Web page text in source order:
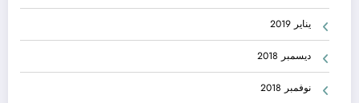
يناير 2019
ديسمبر 2018
نوفمبر 2018